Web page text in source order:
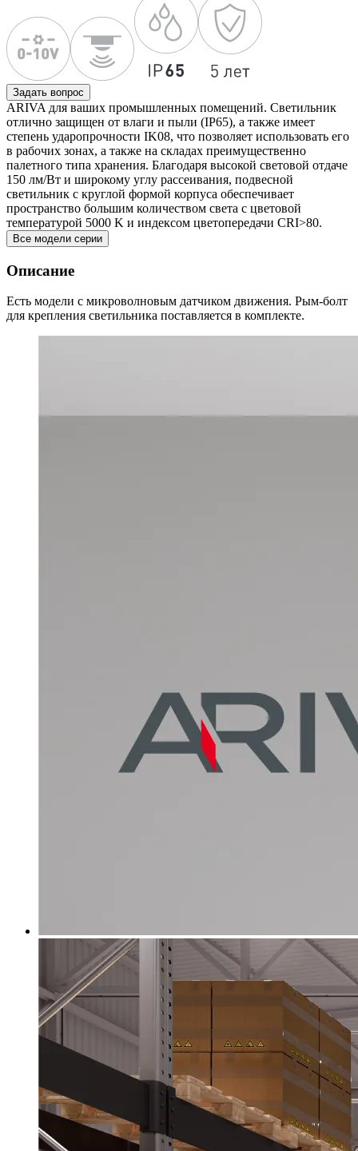
Задать вопрос
ARIVA для ваших промышленных помещений. Светильник
отлично защищен от влаги и пыли (IP65), а также имеет
степень ударопрочности IK08, что позволяет использовать его
в рабочих зонах, а также на складах преимущественно
палетного типа хранения. Благодаря высокой световой отдаче
150 лм/Вт и широкому углу рассеивания, подвесной
светильник с круглой формой корпуса обеспечивает
пространство большим количеством света с цветовой
температурой 5000 K и индексом цветопередачи CRI>80.
Все модели серии
Описание
Есть модели с микроволновым датчиком движения. Рым-болт
для крепления светильника поставляется в комплекте.